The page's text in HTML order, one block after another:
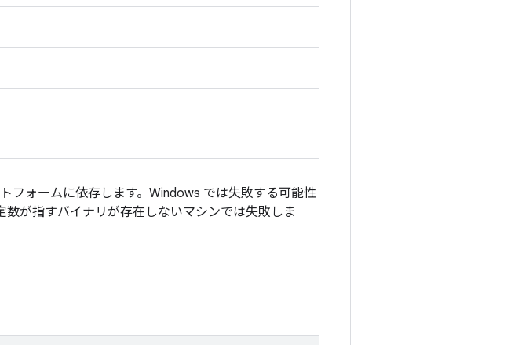
フォームに依存します。Windows では失敗する可能性
数が指すバイナリが存在しないマシンでは失敗しま